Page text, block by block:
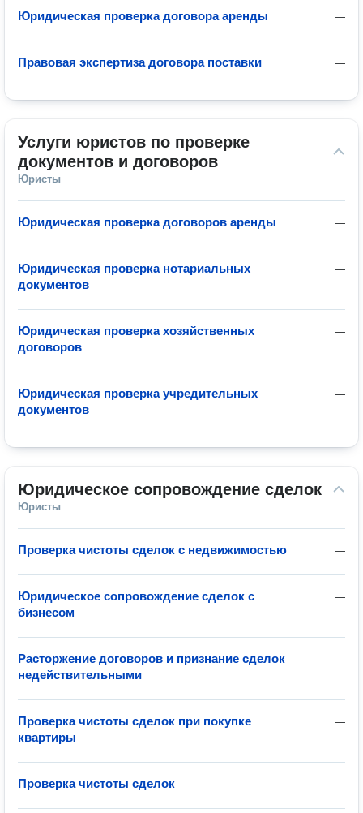
—
Юридическая проверка договора аренды
—
Правовая экспертиза договора поставки
Услуги юристов по проверке
документов и договоров
Юристы
—
Юридическая проверка договоров аренды
—
Юридическая проверка нотариальных
документов
—
Юридическая проверка хозяйственных
договоров
—
Юридическая проверка учредительных
документов
Юридическое сопровождение сделок
Юристы
—
Проверка чистоты сделок с недвижимостью
—
Юридическое сопровождение сделок с
бизнесом
—
Расторжение договоров и признание сделок
недействительными
—
Проверка чистоты сделок при покупке
квартиры
—
Проверка чистоты сделок